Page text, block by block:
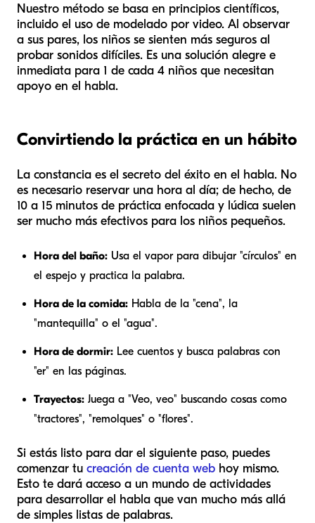
Nuestro método se basa en principios científicos,
incluido el uso de modelado por video. Al observar
a sus pares, los niños se sienten más seguros al
probar sonidos difíciles. Es una solución alegre e
inmediata para 1 de cada 4 niños que necesitan
apoyo en el habla.
Convirtiendo la práctica en un hábito
La constancia es el secreto del éxito en el habla. No
es necesario reservar una hora al día; de hecho, de
10 a 15 minutos de práctica enfocada y lúdica suelen
ser mucho más efectivos para los niños pequeños.
Hora del baño: Usa el vapor para dibujar "círculos" en
el espejo y practica la palabra.
Hora de la comida: Habla de la "cena", la
"mantequilla" o el "agua".
Hora de dormir: Lee cuentos y busca palabras con
"er" en las páginas.
Trayectos: Juega a "Veo, veo" buscando cosas como
"tractores", "remolques" o "flores".
Si estás listo para dar el siguiente paso, puedes
comenzar tu creación de cuenta web hoy mismo.
Esto te dará acceso a un mundo de actividades
para desarrollar el habla que van mucho más allá
de simples listas de palabras.